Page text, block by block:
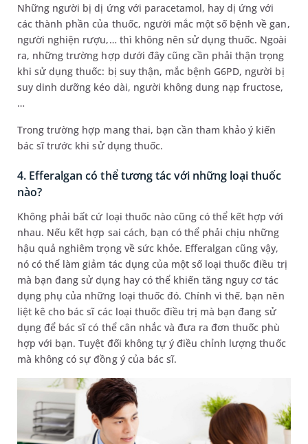
Những người bị dị ứng với paracetamol, hay dị ứng với
các thành phần của thuốc, người mắc một số bệnh về gan,
người nghiện rượu,… thì không nên sử dụng thuốc. Ngoài
ra, những trường hợp dưới đây cũng cần phải thận trọng
khi sử dụng thuốc: bị suy thận, mắc bệnh G6PD, người bị
suy dinh dưỡng kéo dài, người không dung nạp fructose,
…
Trong trường hợp mang thai, bạn cần tham khảo ý kiến
bác sĩ trước khi sử dụng thuốc.
4. Efferalgan có thể tương tác với những loại thuốc
nào?
Không phải bất cứ loại thuốc nào cũng có thể kết hợp với
nhau. Nếu kết hợp sai cách, bạn có thể phải chịu những
hậu quả nghiêm trọng về sức khỏe. Efferalgan cũng vậy,
nó có thể làm giảm tác dụng của một số loại thuốc điều trị
mà bạn đang sử dụng hay có thể khiến tăng nguy cơ tác
dụng phụ của những loại thuốc đó. Chính vì thế, bạn nên
liệt kê cho bác sĩ các loại thuốc điều trị mà bạn đang sử
dụng để bác sĩ có thể cân nhắc và đưa ra đơn thuốc phù
hợp với bạn. Tuyệt đối không tự ý điều chỉnh lượng thuốc
mà không có sự đồng ý của bác sĩ.